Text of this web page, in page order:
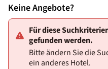
Keine Angebote?
Für diese
gefunden werden.
Bitte ändern Sie die
ein anderes Hotel.